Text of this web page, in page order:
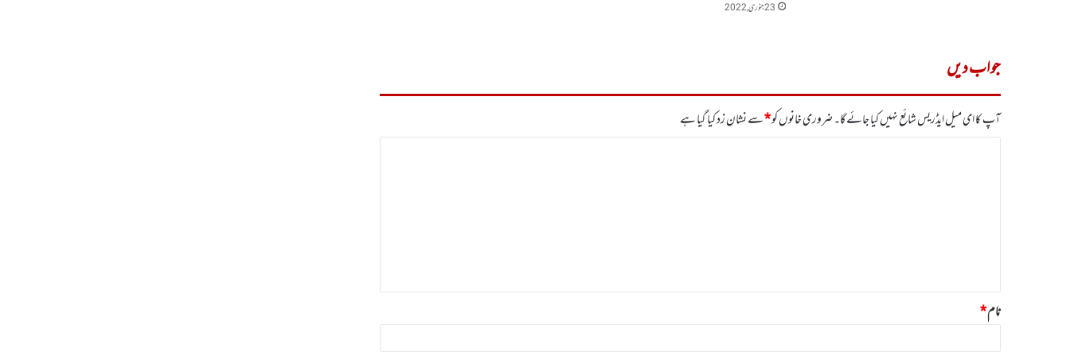
23 جنوری, 2022
جواب دیں
آپ کا ای میل ایڈریس شائع نہیں کیا جائے گا۔ضروری خانوں کو*سے نشان زد کیا گیا ہے
نام*